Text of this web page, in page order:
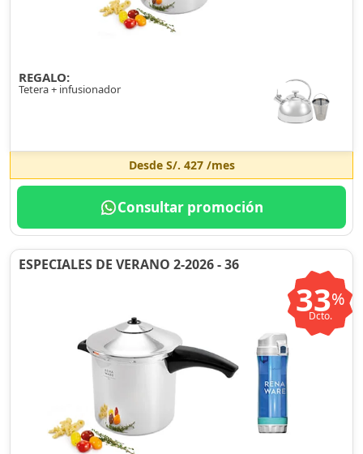
REGALO:
Tetera + infusionador
Desde S/. 427/mes
Consultar promoción
ESPECIALES DE VERANO 2-2026 - 36
33%
Dcto.